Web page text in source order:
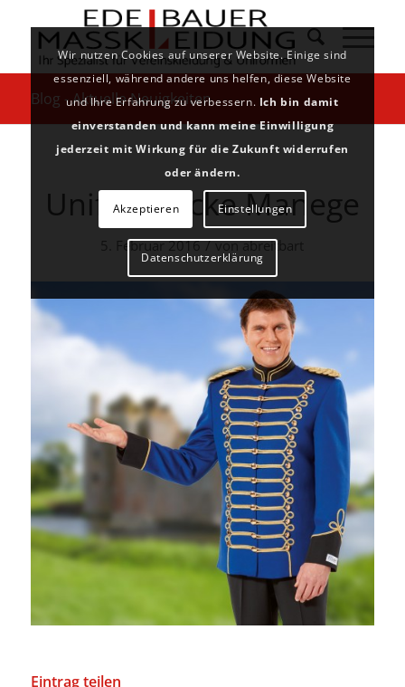
Blog - Aktuelle Neuigkeiten
Uniformjacke Manege
5. Februar 2016 / vonabreitbart
Eintrag teilen
Wir nutzen Cookies auf unserer Website. Einige sind
essenziell, während andere uns helfen, diese Website
und Ihre Erfahrung zu verbessern. Ich bin damit
einverstanden und kann meine Einwilligung
jederzeit mit Wirkung für die Zukunft widerrufen
oder ändern.
Akzeptieren Einstellungen
Datenschutzerklärung